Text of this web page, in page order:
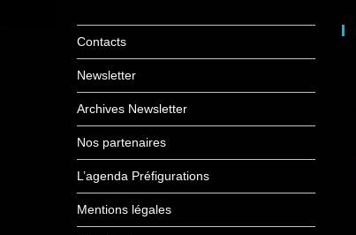
Contacts
Newsletter
Archives Newsletter
Nos partenaires
L’agenda Préfigurations
Mentions légales